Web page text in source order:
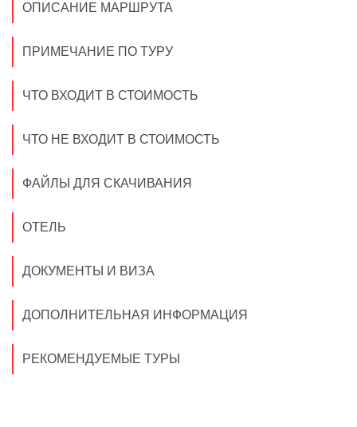
ОПИСАНИЕ МАРШРУТА
ПРИМЕЧАНИЕ ПО ТУРУ
ЧТО ВХОДИТ В СТОИМОСТЬ
ЧТО НЕ ВХОДИТ В СТОИМОСТЬ
ФАЙЛЫ ДЛЯ СКАЧИВАНИЯ
ОТЕЛЬ
ДОКУМЕНТЫ И ВИЗА
ДОПОЛНИТЕЛЬНАЯ ИНФОРМАЦИЯ
РЕКОМЕНДУЕМЫЕ ТУРЫ